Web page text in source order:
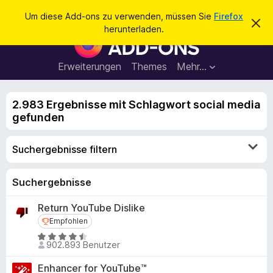
Um diese Add-ons zu verwenden, müssen Sie Firefox
herunterladen.
D
H
n
w
v
A
d
d
-
n
n
e
Erweiterungen Themes Mehr…
Anmelden
c
2.983 Ergebnisse mit Schlagwort social media
gefunden
Suchergebnisse filtern
Suchergebnisse
Return YouTube Dislike
Empfohlen
Empfohlen
B
e
w
902.893 Benutzer
Enhancer for YouTube™